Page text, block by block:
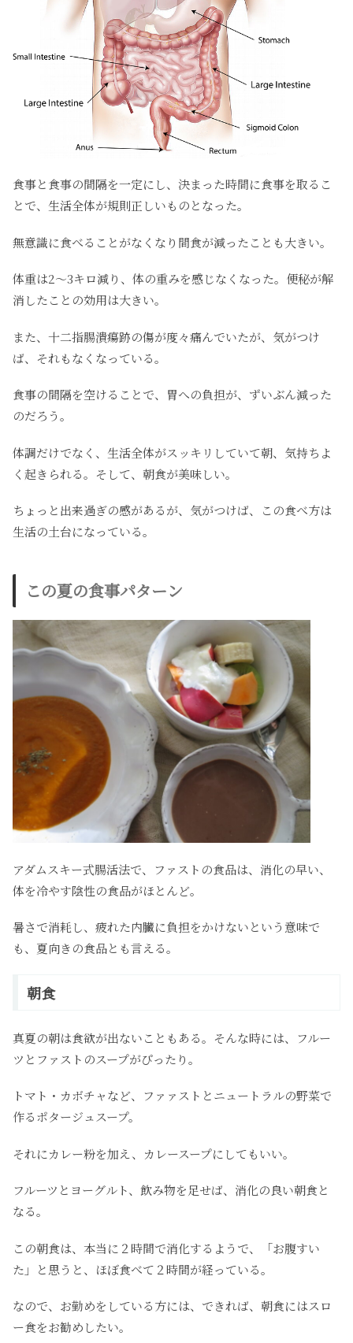
食事と食事の間隔を一定にし、決まった時間に食事を取るこ
とで、生活全体が規則正しいものとなった。
無意識に食べることがなくなり間食が減ったことも大きい。
体重は2～3キロ減り、体の重みを感じなくなった。便秘が解
消したことの効用は大きい。
また、十二指腸潰瘍跡の傷が度々痛んでいたが、気がつけ
ば、それもなくなっている。
食事の間隔を空けることで、胃への負担が、ずいぶん減った
のだろう。
体調だけでなく、生活全体がスッキリしていて朝、気持ちよ
く起きられる。そして、朝食が美味しい。
ちょっと出来過ぎの感があるが、気がつけば、この食べ方は
生活の土台になっている。
この夏の食事パターン
アダムスキー式腸活法で、ファストの食品は、消化の早い、
体を冷やす陰性の食品がほとんど。
暑さで消耗し、疲れた内臓に負担をかけないという意味で
も、夏向きの食品とも言える。
朝食
真夏の朝は食欲が出ないこともある。そんな時には、フルー
ツとファストのスープがぴったり。
トマト・カボチャなど、ファァストとニュートラルの野菜で
作るポタージュスープ。
それにカレー粉を加え、カレースープにしてもいい。
フルーツとヨーグルト、飲み物を足せば、消化の良い朝食と
なる。
この朝食は、本当に２時間で消化するようで、「お腹すい
た」と思うと、ほぼ食べて２時間が経っている。
なので、お勤めをしている方には、できれば、朝食にはスロ
ー食をお勧めしたい。